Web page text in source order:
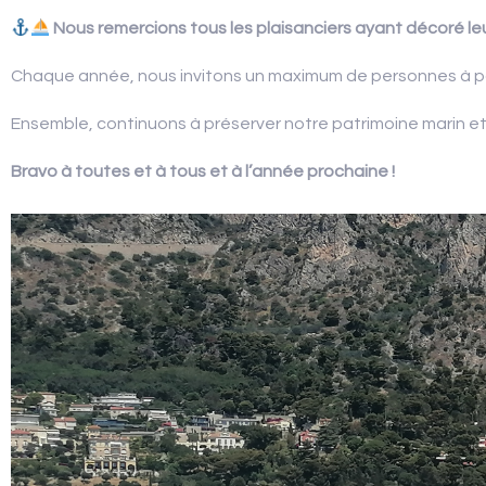
Nous remercions tous les plaisanciers ayant décoré
Chaque année, nous invitons un maximum de personnes à
Ensemble, continuons à préserver notre patrimoine marin
Bravo à toutes et à tous et à l’année prochaine !